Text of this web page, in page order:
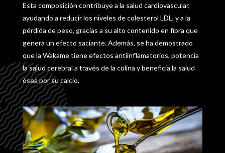
Esta composición contribuye a la salud cardiovascular,
ayudando a reducir los niveles de colesterol LDL, y a la
pérdida de peso, gracias a su alto contenido en fibra que
genera un efecto saciante. Además, se ha demostrado
que la Wakame tiene efectos antiinflamatorios, potencia
la salud cerebral a través de la colina y beneficia la salud
ósea por su calcio.